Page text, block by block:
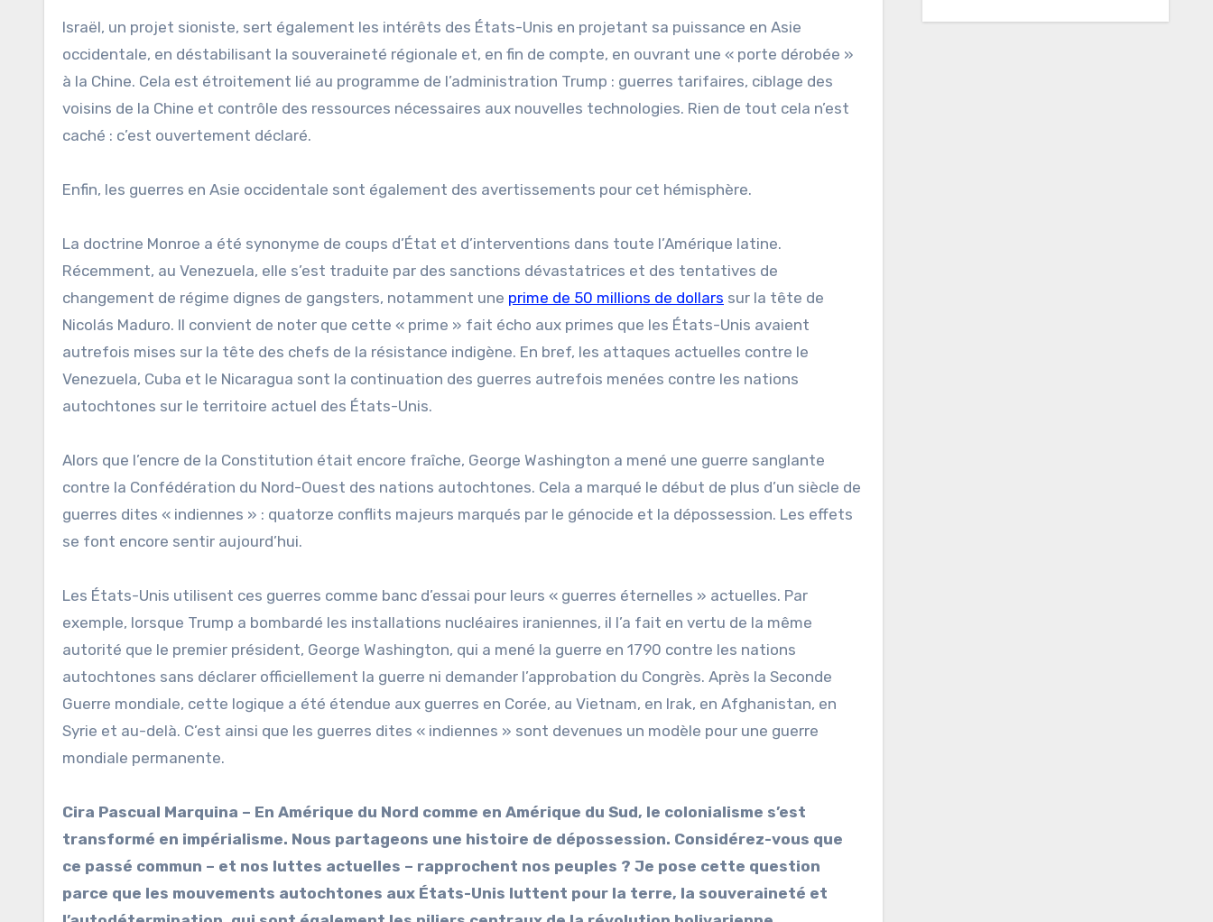
Israël, un projet sioniste, sert également les intérêts des États-Unis en projetant sa puissance en Asie
occidentale, en déstabilisant la souveraineté régionale et, en fin de compte, en ouvrant une « porte dérobée »
à la Chine. Cela est étroitement lié au programme de l’administration Trump : guerres tarifaires, ciblage des
voisins de la Chine et contrôle des ressources nécessaires aux nouvelles technologies. Rien de tout cela n’est
caché : c’est ouvertement déclaré.
Enfin, les guerres en Asie occidentale sont également des avertissements pour cet hémisphère.
La doctrine Monroe a été synonyme de coups d’État et d’interventions dans toute l’Amérique latine.
Récemment, au Venezuela, elle s’est traduite par des sanctions dévastatrices et des tentatives de
changement de régime dignes de gangsters, notamment une prime de 50 millions de dollars sur la tête de
Nicolás Maduro. Il convient de noter que cette « prime » fait écho aux primes que les États-Unis avaient
autrefois mises sur la tête des chefs de la résistance indigène. En bref, les attaques actuelles contre le
Venezuela, Cuba et le Nicaragua sont la continuation des guerres autrefois menées contre les nations
autochtones sur le territoire actuel des États-Unis.
Alors que l’encre de la Constitution était encore fraîche, George Washington a mené une guerre sanglante
contre la Confédération du Nord-Ouest des nations autochtones. Cela a marqué le début de plus d’un siècle de
guerres dites « indiennes » : quatorze conflits majeurs marqués par le génocide et la dépossession. Les effets
se font encore sentir aujourd’hui.
Les États-Unis utilisent ces guerres comme banc d’essai pour leurs « guerres éternelles » actuelles. Par
exemple, lorsque Trump a bombardé les installations nucléaires iraniennes, il l’a fait en vertu de la même
autorité que le premier président, George Washington, qui a mené la guerre en 1790 contre les nations
autochtones sans déclarer officiellement la guerre ni demander l’approbation du Congrès. Après la Seconde
Guerre mondiale, cette logique a été étendue aux guerres en Corée, au Vietnam, en Irak, en Afghanistan, en
Syrie et au-delà. C’est ainsi que les guerres dites « indiennes » sont devenues un modèle pour une guerre
mondiale permanente.
Cira Pascual Marquina – En Amérique du Nord comme en Amérique du Sud, le colonialisme s’est
transformé en impérialisme. Nous partageons une histoire de dépossession. Considérez-vous que
ce passé commun – et nos luttes actuelles – rapprochent nos peuples ? Je pose cette question
parce que les mouvements autochtones aux États-Unis luttent pour la terre, la souveraineté et